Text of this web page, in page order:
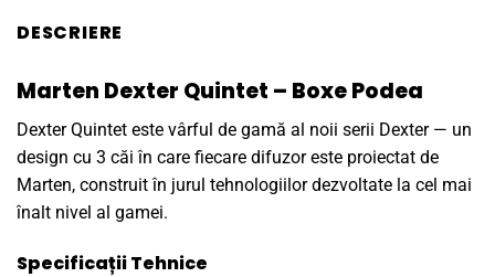
DESCRIERE
Marten Dexter Quintet – Boxe Podea
Dexter Quintet este vârful de gamă al noii serii Dexter — un
design cu 3 căi în care fiecare difuzor este proiectat de
Marten, construit în jurul tehnologiilor dezvoltate la cel mai
înalt nivel al gamei.
Specificații Tehnice